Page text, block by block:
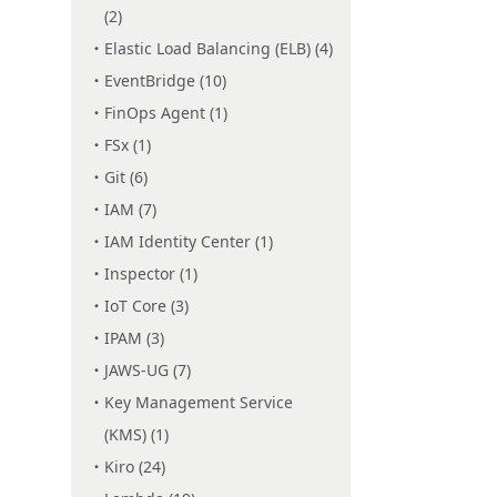
(2)
Elastic Load Balancing (ELB) (4)
EventBridge (10)
FinOps Agent (1)
FSx (1)
Git (6)
IAM (7)
IAM Identity Center (1)
Inspector (1)
IoT Core (3)
IPAM (3)
JAWS-UG (7)
Key Management Service
(KMS) (1)
Kiro (24)